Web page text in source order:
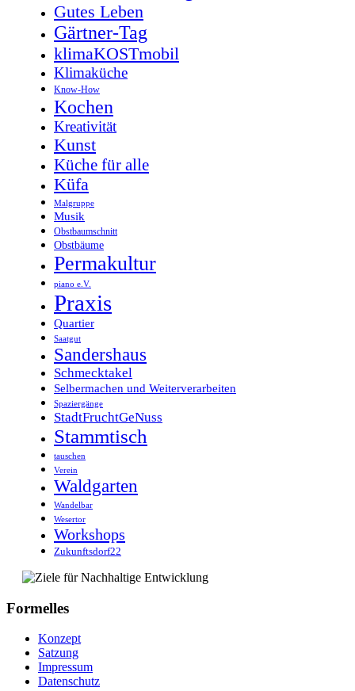
Gutes Leben
Gärtner-Tag
klimaKOSTmobil
Klimaküche
Know-How
Kochen
Kreativität
Kunst
Küche für alle
Küfa
Malgruppe
Musik
Obstbaumschnitt
Obstbäume
Permakultur
piano e.V.
Praxis
Quartier
Saatgut
Sandershaus
Schmecktakel
Selbermachen und Weiterverarbeiten
Spaziergänge
StadtFruchtGeNuss
Stammtisch
tauschen
Verein
Waldgarten
Wandelbar
Wesertor
Workshops
Zukunftsdorf22
Formelles
Konzept
Satzung
Impressum
Datenschutz